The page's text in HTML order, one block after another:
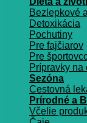
Bezlepkové
Detoxikácia
Pochutiny
Pre fajčiarov
Pre
Prípravky na
Sezóna
Cestovná
Prírodné a
Včelie